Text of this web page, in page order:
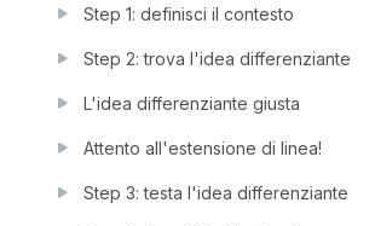
Step 1: definisci il contesto
Step 2: trova l'idea differenziante
L'idea differenziante giusta
Attento all'estensione di linea!
Step 3: testa l'idea differenziante